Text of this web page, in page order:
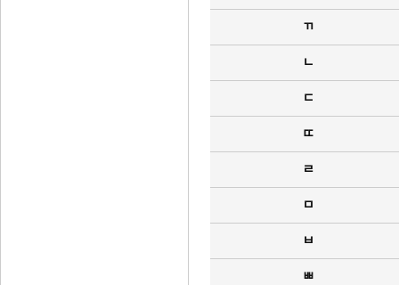
ㄲ
ㄴ
ㄷ
ㄸ
ㄹ
ㅁ
ㅂ
ㅃ